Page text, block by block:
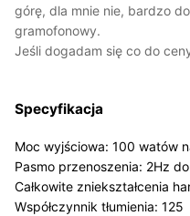
górę, dla mnie nie, bardzo
gramofonowy.
Jeśli dogadam się co do
Specyfikacja
Moc wyjściowa: 100 watów
Pasmo przenoszenia: 2Hz
Całkowite zniekształcenia
Współczynnik tłumienia: 125